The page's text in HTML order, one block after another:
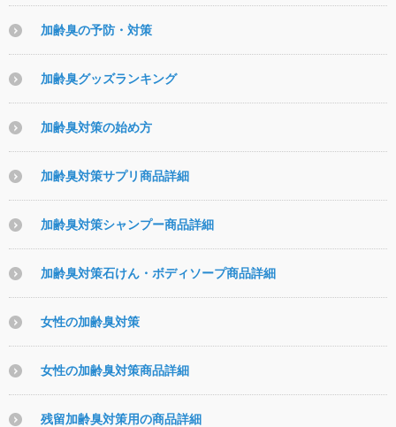
加齢臭の予防・対策
加齢臭グッズランキング
加齢臭対策の始め方
加齢臭対策サプリ商品詳細
加齢臭対策シャンプー商品詳細
加齢臭対策石けん・ボディソープ商品詳細
女性の加齢臭対策
女性の加齢臭対策商品詳細
残留加齢臭対策用の商品詳細